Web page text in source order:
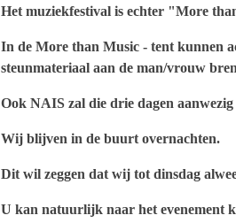
Het muziekfestival is echter "More
In de More than Music - tent kunnen
steunmateriaal aan de man/vrouw
Ook NAIS zal die drie dagen
Wij blijven in de buurt overnachten.
Dit wil zeggen dat wij tot dinsdag
U kan natuurlijk naar het evenement